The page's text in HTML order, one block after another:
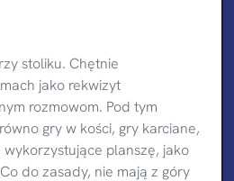
stoliku. Chętnie
jako rekwizyt
rozmowom. Pod tym
gry w kości, gry karciane,
planszę, jako
do zasady, nie mają z góry